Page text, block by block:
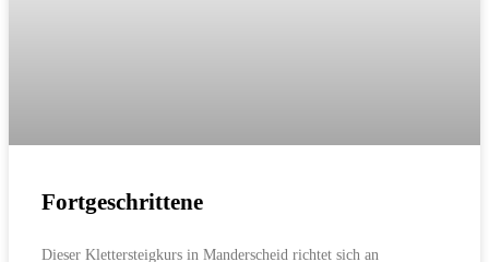
Fortgeschrittene
Dieser Klettersteigkurs in Manderscheid richtet sich an